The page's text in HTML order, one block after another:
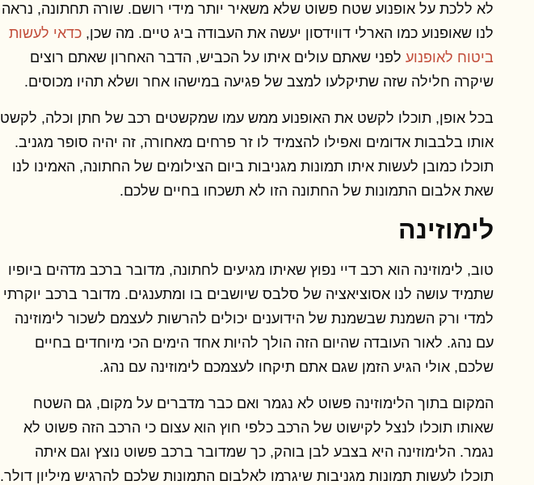
לא ללכת על אופנוע שטח פשוט שלא משאיר יותר מידי רושם. שורה תחתונה, נראה
לנו שאופנוע כמו הארלי דווידסון יעשה את העבודה ביג טיים. מה שכן, כדאי לעשות
ביטוח לאופנוע לפני שאתם עולים איתו על הכביש, הדבר האחרון שאתם רוצים
שיקרה חלילה שזה שתיקלעו למצב של פגיעה במישהו אחר ושלא תהיו מכוסים.
בכל אופן, תוכלו לקשט את האופנוע ממש עמו שמקשטים רכב של חתן וכלה, לקשט
אותו בלבבות אדומים ואפילו להצמיד לו זר פרחים מאחורה, זה יהיה סופר מגניב.
תוכלו כמובן לעשות איתו תמונות מגניבות ביום הצילומים של החתונה, האמינו לנו
שאת אלבום התמונות של החתונה הזו לא תשכחו בחיים שלכם.
לימוזינה
טוב, לימוזינה הוא רכב דיי נפוץ שאיתו מגיעים לחתונה, מדובר ברכב מדהים ביופיו
שתמיד עושה לנו אסוציאציה של סלבס שיושבים בו ומתענגים. מדובר ברכב יוקרתי
למדי ורק השמנת שבשמנת של הידוענים יכולים להרשות לעצמם לשכור לימוזינה
עם נהג. לאור העובדה שהיום הזה הולך להיות אחד הימים הכי מיוחדים בחיים
שלכם, אולי הגיע הזמן שגם אתם תיקחו לעצמכם לימוזינה עם נהג.
המקום בתוך הלימוזינה פשוט לא נגמר ואם כבר מדברים על מקום, גם השטח
שאותו תוכלו לנצל לקישוט של הרכב כלפי חוץ הוא עצום כי הרכב הזה פשוט לא
נגמר. הלימוזינה היא בצבע לבן בוהק, כך שמדובר ברכב פשוט נוצץ וגם איתה
תוכלו לעשות תמונות מגניבות שיגרמו לאלבום התמונות שלכם להרגיש מיליון דולר.